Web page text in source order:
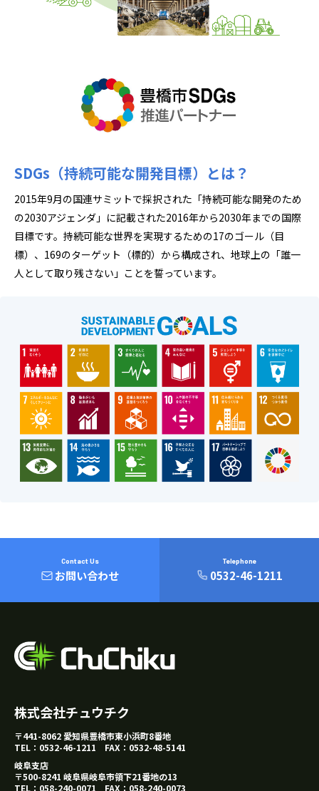
SDGs（持続可能な開発目標）とは？
2015年9月の国連サミットで採択された「持続可能な開発のため
の2030アジェンダ」に記載された2016年から2030年までの国際
目標です。持続可能な世界を実現するための17のゴール（目
標）、169のターゲット（標的）から構成され、地球上の「誰一
人として取り残さない」ことを誓っています。
Contact Us
お問い合わせ
Telephone
0532-46-1211
株式会社チュウチク
〒441-8062 愛知県豊橋市東小浜町8番地
TEL： 0532-46-1211 FAX：0532-48-5141
岐阜支店
〒500-8241 岐阜県岐阜市領下21番地の13
TEL： 058-240-0071 FAX：058-240-0073